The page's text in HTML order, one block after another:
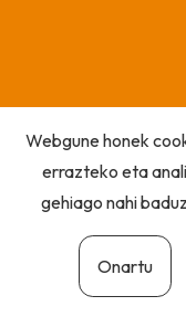
Webgune honek
errazteko eta
gehiago nahi
Onartu